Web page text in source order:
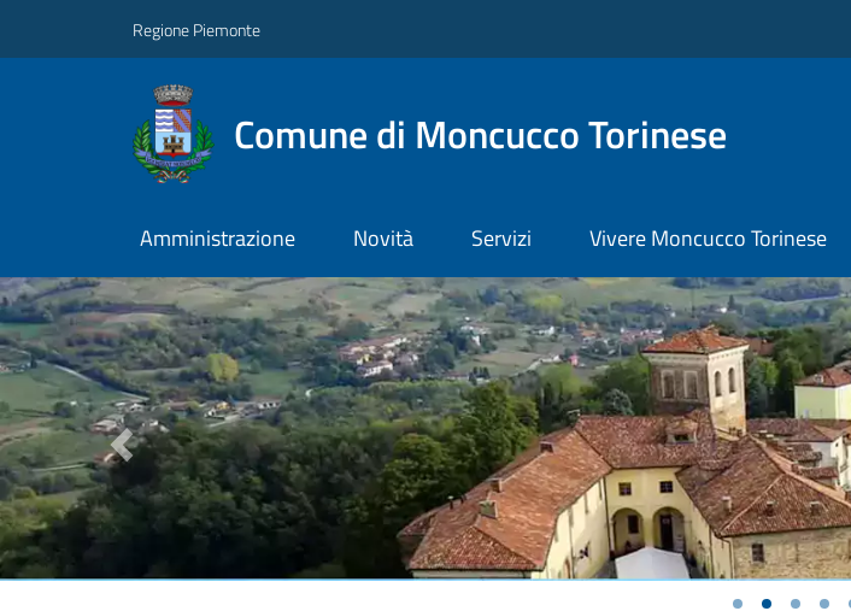
Regione Piemonte
Comune di Moncucco Torinese
Amministrazione Novità Servizi Vivere Moncucco Torinese
Previous